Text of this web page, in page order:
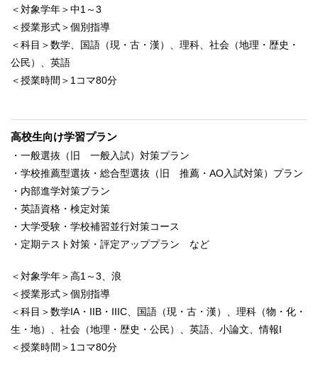
＜対象学年＞中1～3
＜授業形式＞個別指導
＜科目＞数学、国語（現・古・漢）、理科、社会（地理・歴史・
公民）、英語
＜授業時間＞1コマ80分
高校生向け学習プラン
・一般選抜（旧 一般入試）対策プラン
・学校推薦型選抜・総合型選抜（旧 推薦・AO入試対策）プラン
・内部進学対策プラン
・英語資格・検定対策
・大学受験・学校補習並行対策コース
・定期テスト対策・評定アッププラン など
＜対象学年＞高1～3、浪
＜授業形式＞個別指導
＜科目＞数学IA・IIB・IIIC、国語（現・古・漢）、理科（物・化・
生・地）、社会（地理・歴史・公民）、英語、小論文、情報I
＜授業時間＞1コマ80分